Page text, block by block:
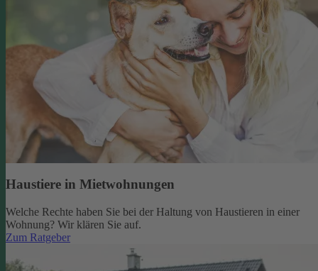
Haustiere in Mietwohnungen
Welche Rechte haben Sie bei der Haltung von Haustieren in einer
Wohnung? Wir klären Sie auf.
Zum Ratgeber